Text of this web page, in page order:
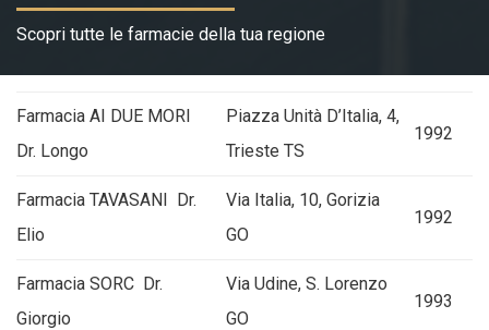
Scopri tutte le farmacie della tua regione
Farmacia AI DUE MORI
Dr. Longo
Piazza Unità D’Italia, 4,
Trieste TS
1992
Farmacia TAVASANI Dr.
Elio
Via Italia, 10, Gorizia
GO
1992
Farmacia SORC Dr.
Giorgio
Via Udine, S. Lorenzo
GO
1993